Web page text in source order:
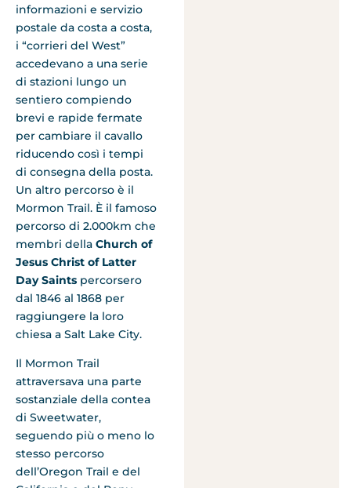
informazioni e servizio
postale da costa a costa,
i “corrieri del West”
accedevano a una serie
di stazioni lungo un
sentiero compiendo
brevi e rapide fermate
per cambiare il cavallo
riducendo così i tempi
di consegna della posta.
Un altro percorso è il
Mormon Trail. È il famoso
percorso di 2.000km che
membri della Church of
Jesus Christ of Latter
Day Saints percorsero
dal 1846 al 1868 per
raggiungere la loro
chiesa a Salt Lake City.
Il Mormon Trail
attraversava una parte
sostanziale della contea
di Sweetwater,
seguendo più o meno lo
stesso percorso
dell’Oregon Trail e del